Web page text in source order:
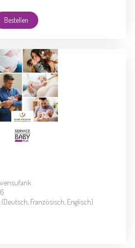
Bestellen
Französisch, Englisch)